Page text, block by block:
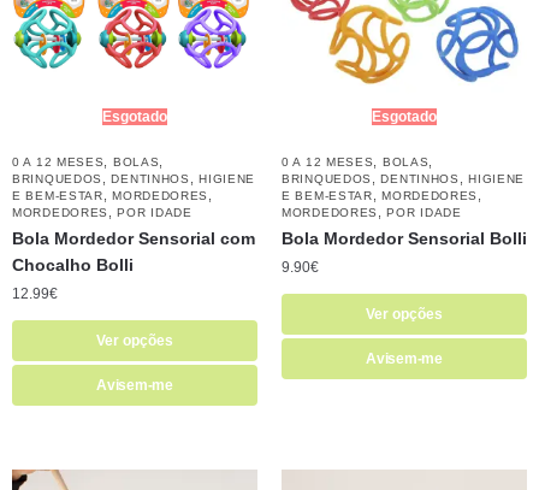
Esgotado
0 A 12 MESES BOLAS
BRINQUEDOS ,DENTINHOS ,HIGIENE
E BEM-ESTAR
,MORDEDORES
MORDEDORES ,POR IDADE
Bola Mordedor Sensorial com
Chocalho Bolli
12.99€
Ver opções
Avisem-me
Esgotado
0 A 12 MESES BOLAS
BRINQUEDOS ,DENTINHOS ,HIGIENE
E BEM-ESTAR
,MORDEDORES
MORDEDORES ,POR IDADE
Bola Mordedor Sensorial Bolli
9.90€
Ver opções
Avisem-me